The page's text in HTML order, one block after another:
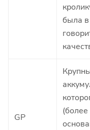
была в
GP